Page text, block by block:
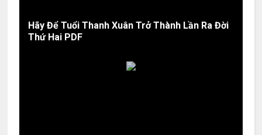
Hãy Để Tuổi Thanh Xuân Trở Thành Lần Ra Đời
Thứ Hai PDF